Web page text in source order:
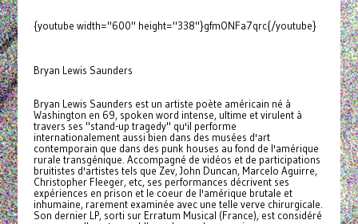
{youtube width="600" height="338"}gfmONFa7qrc{/youtube}
Bryan Lewis Saunders
Bryan Lewis Saunders est un artiste poète américain né à
Washington en 69, spoken word intense, ultime et virulent à
travers ses "stand-up tragedy" qu'il performe
internationalement aussi bien dans des musées d'art
contemporain que dans des punk houses au fond de l'amérique
rurale transgénique. Accompagné de vidéos et de participations
bruitistes d'artistes tels que Zev, John Duncan, Marcelo Aguirre,
Christopher Fleeger, etc, ses performances décrivent ses
expériences en prison et le coeur de l'amérique brutale et
inhumaine, rarement examinée avec une telle verve chirurgicale.
Son dernier LP, sorti sur Erratum Musical (France), est considéré